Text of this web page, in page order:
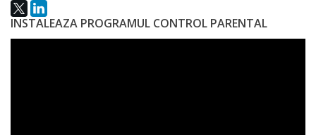
activitate
INSTALEAZA PROGRAMUL CONTROL PARENTAL